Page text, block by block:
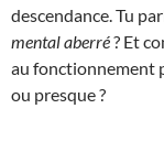
descendance. Tu
mental aberré? Et
au fonctionnement
ou presque ?